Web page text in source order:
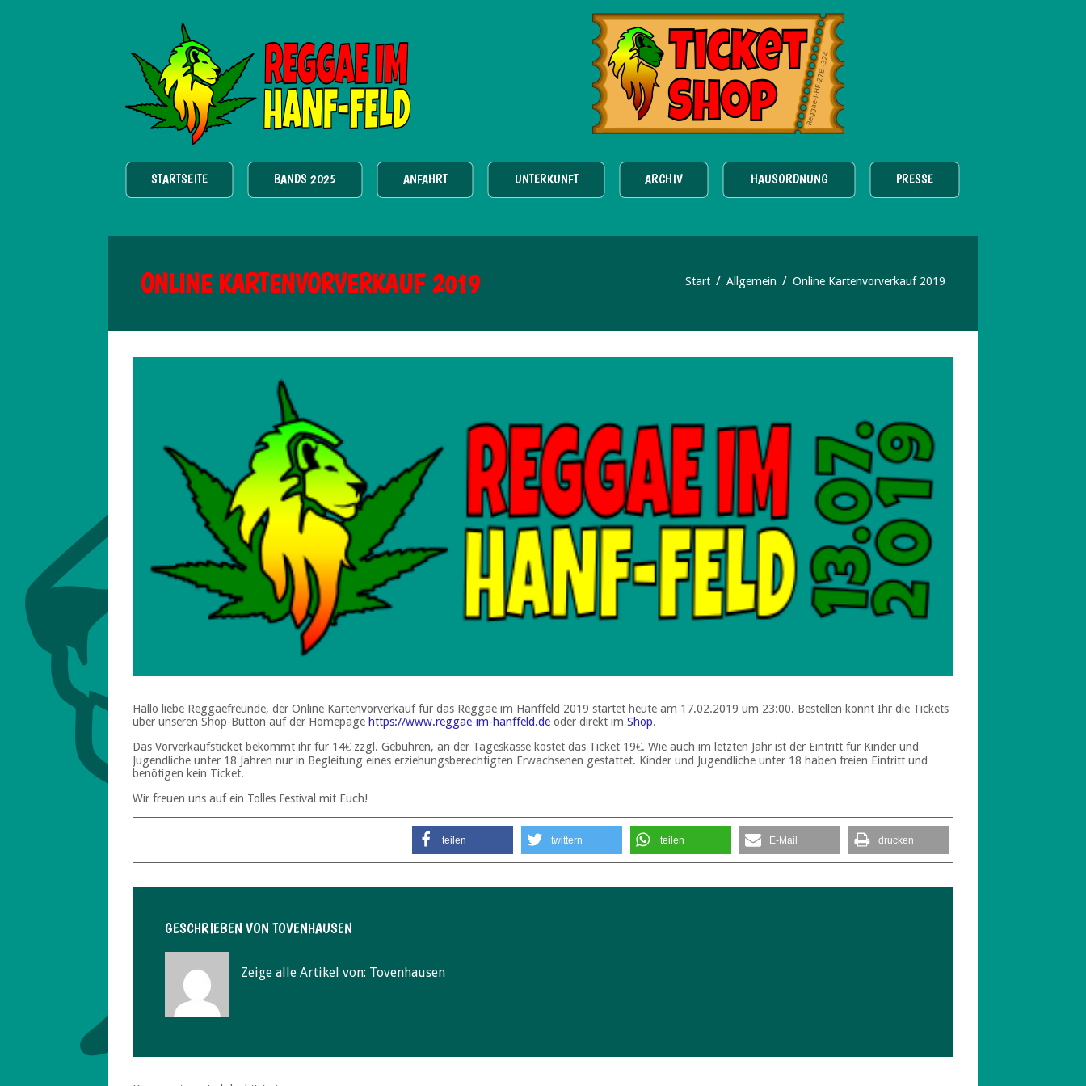
STARTSEITE BANDS 2025 ANFAHRT UNTERKUNFT ARCHIV HAUSORDNUNG PRESSE
ONLINE KARTENVORVERKAUF 2019 Start Allgemein Online Kartenvorverkauf 2019
Hallo liebe Reggaefreunde, der Online Kartenvorverkauf für das Reggae im Hanffeld 2019 startet heute am 17.02.2019 um 23:00. Bestellen könnt Ihr die Tickets
über unseren Shop-Button auf der Homepage https://www.reggae-im-hanffeld.de oder direkt imShop.
Das Vorverkaufsticket bekommt ihr für 14€ zzgl. Gebühren, an der Tageskasse kostet das Ticket 19€. Wie auch im letzten Jahr ist der Eintritt für Kinder und
Jugendliche unter 18 Jahren nur in Begleitung eines erziehungsberechtigten Erwachsenen gestattet. Kinder und Jugendliche unter 18 haben freien Eintritt und
benötigen kein Ticket.
Wir freuen uns auf ein Tolles Festival mit Euch!
teilen twittern teilen E-Mail drucken
GESCHRIEBEN VONTOVENHAUSEN
Zeige alle Artikel von: Tovenhausen